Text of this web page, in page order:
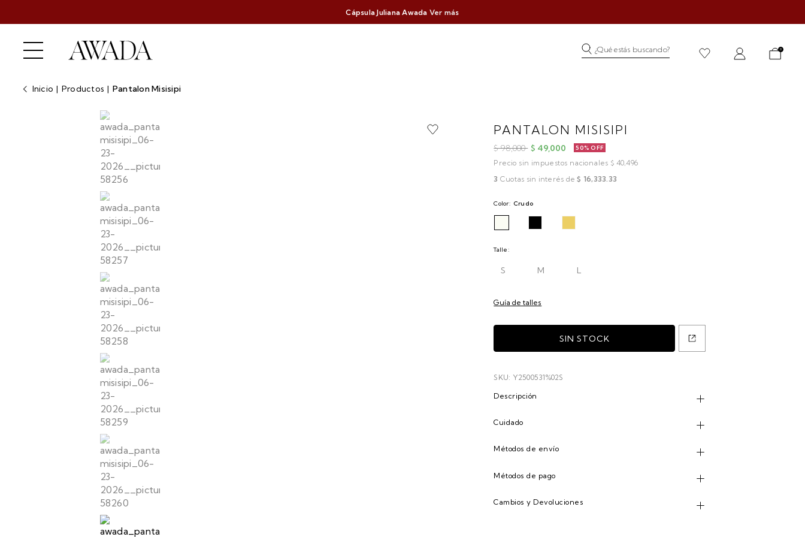
Cápsula Juliana Awada Ver más
¿Qué estás buscando? 0
Inicio | Productos | Pantalon Misisipi
PANTALON MISISIPI
$ 98,000 $ 49,000 50% OFF
Precio sin impuestos nacionales $ 40,496
3 Cuotas sin interés de$ 16,333.33
Color: Crudo
Talle:
S M L
Guía de talles
SKU: Y2500531%02S
Descripción
Cuidado
Métodos de envío
Métodos de pago
Cambios y Devoluciones